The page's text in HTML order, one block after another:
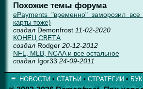
Похожие темы форума
ePayments "временно" заморозил все
карты тоже)
создал Demonfrost 11-02-2020
КОНЕЦ СВЕТА
создал Rodger 20-12-2012
NFL, MLB, NCAA и все остальное
создал Igor33 24-09-2011
≡ НОВОСТИ ▪ СТАТЬИ ▪ СТРАТЕГИИ ▪